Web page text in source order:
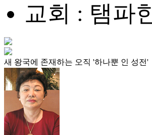
교회 : 탬파
새 왕국에 존재하는 오직 '하나뿐 인 성전'